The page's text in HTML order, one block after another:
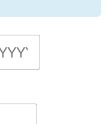
日期範圍的開
警報